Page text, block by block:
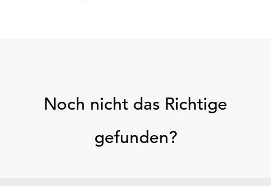
Noch nicht das Richtige
gefunden?